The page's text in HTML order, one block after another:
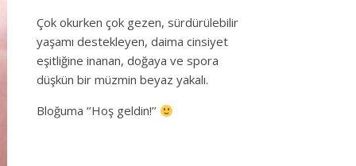
Çok okurken çok gezen, sürdürülebilir
yaşamı destekleyen, daima cinsiyet
eşitliğine inanan, doğaya ve spora
düşkün bir müzmin beyaz yakalı.
Bloğuma ‘’Hoş geldin!’’